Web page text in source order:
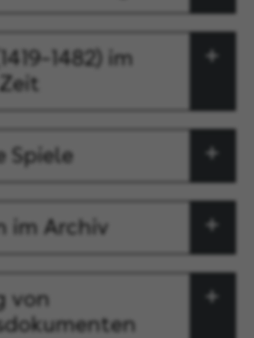
im
Spiele
im Archiv
von